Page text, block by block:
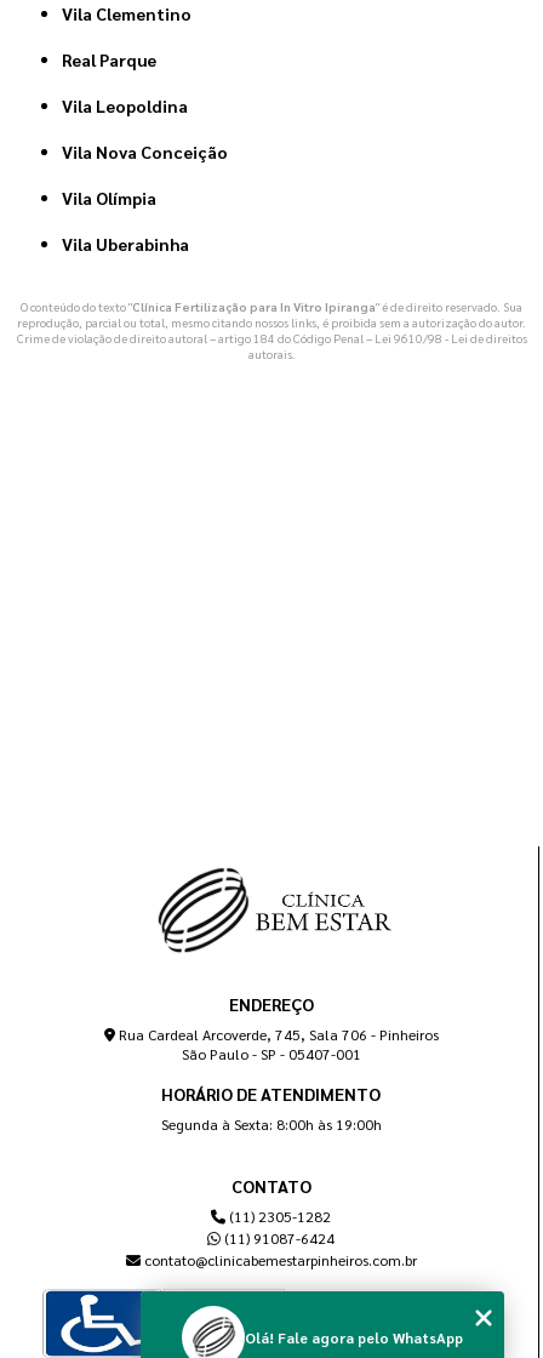
Vila Clementino
Real Parque
Vila Leopoldina
Vila Nova Conceição
Vila Olímpia
Vila Uberabinha
O conteúdo do texto "Clínica Fertilização para In Vitro Ipiranga" é de direito reservado. Sua
reprodução, parcial ou total, mesmo citando nossos links, é proibida sem a autorização do autor.
Crime de violação de direito autoral – artigo 184 do Código Penal – Lei 9610/98 - Lei de direitos
autorais.
ENDEREÇO
Rua Cardeal Arcoverde, 745, Sala 706 - Pinheiros
São Paulo - SP - 05407-001
HORÁRIO DE ATENDIMENTO
Segunda à Sexta: 8:00h às 19:00h
CONTATO
(11) 2305-1282
(11) 91087-6424
contato@clinicabemestarpinheiros.com.br
Olá! Fale agora pelo WhatsApp